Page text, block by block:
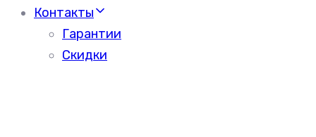
Контакты
Гарантии
Скидки